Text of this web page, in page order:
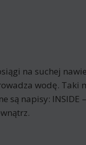
na suchej
wodę. Taki
napisy: INSIDE